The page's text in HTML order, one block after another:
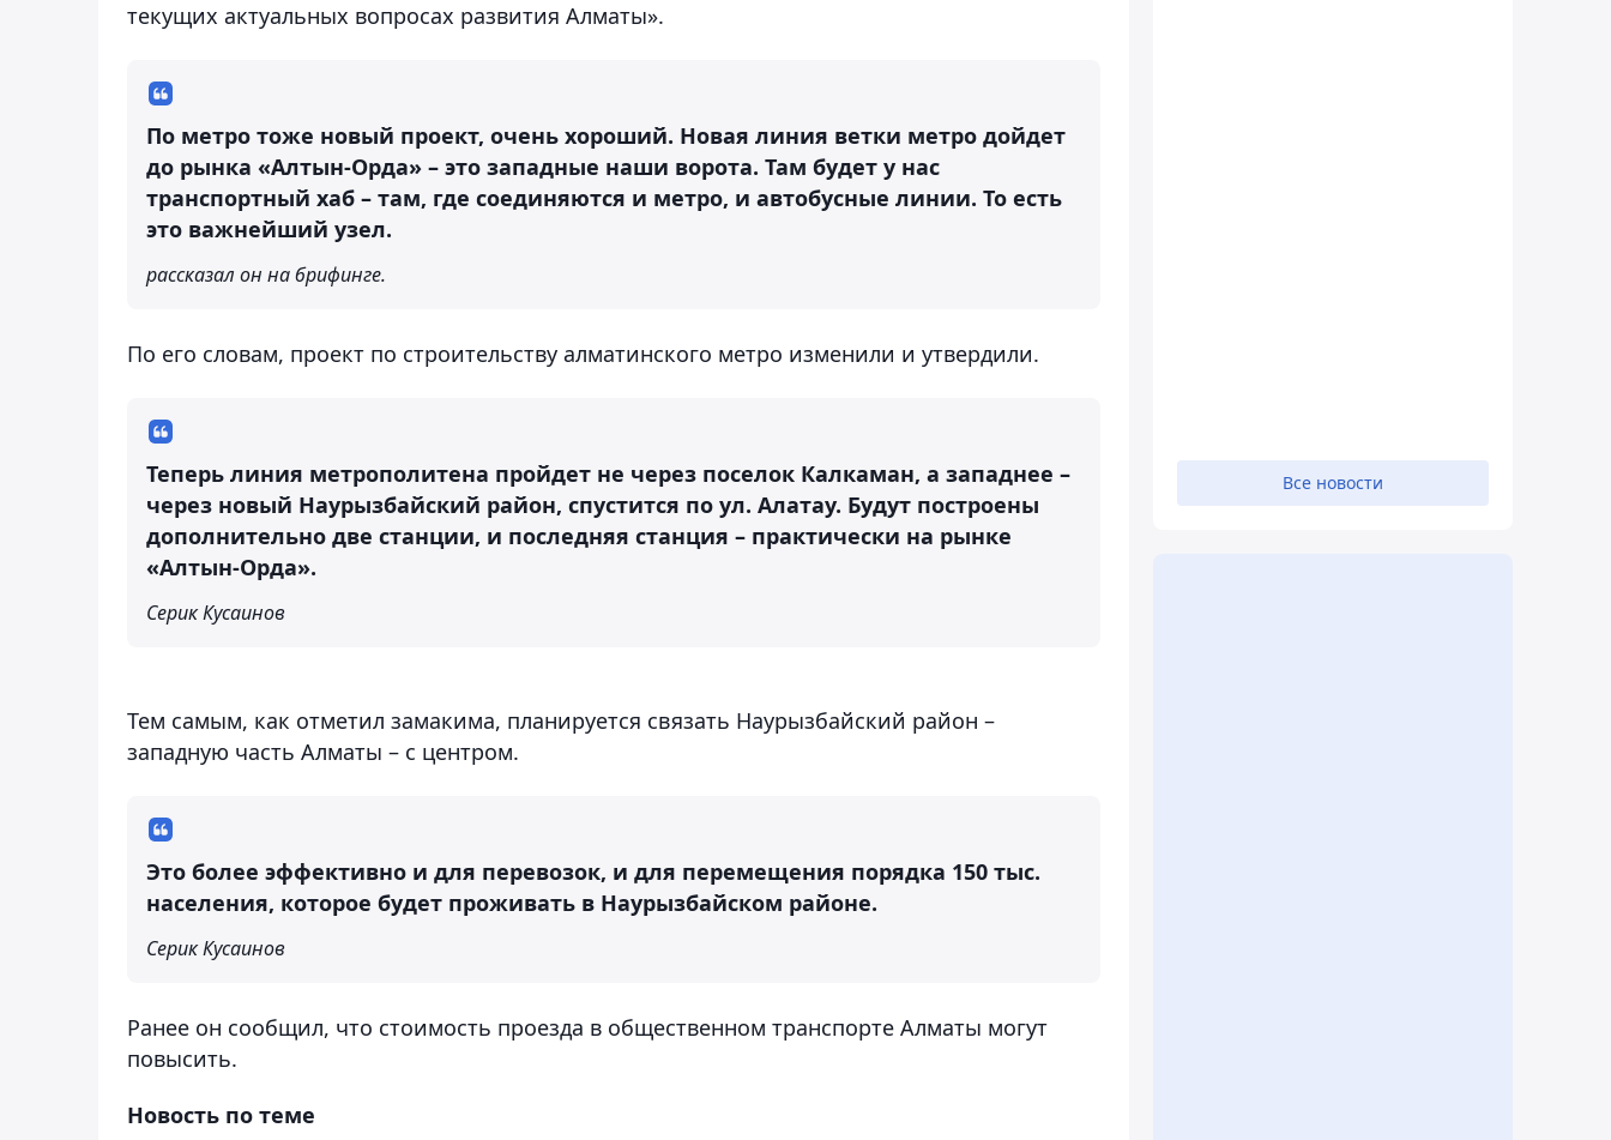
текущих актуальных вопросах развития Алматы».
По метро тоже новый проект, очень хороший. Новая линия ветки метро дойдет
до рынка «Алтын-Орда» – это западные наши ворота. Там будет у нас
транспортный хаб – там, где соединяются и метро, и автобусные линии. То есть
это важнейший узел.
рассказал он на брифинге.
По его словам, проект по строительству алматинского метро изменили и утвердили.
Теперь линия метрополитена пройдет не через поселок Калкаман, а западнее –
через новый Наурызбайский район, спустится по ул. Алатау. Будут построены
дополнительно две станции, и последняя станция – практически на рынке
«Алтын-Орда».
Серик Кусаинов
Тем самым, как отметил замакима, планируется связать Наурызбайский район –
западную часть Алматы – с центром.
Это более эффективно и для перевозок, и для перемещения порядка 150 тыс.
населения, которое будет проживать в Наурызбайском районе.
Серик Кусаинов
Ранее он сообщил, что стоимость проезда в общественном транспорте Алматы могут
повысить.
Новость по теме
Все новости